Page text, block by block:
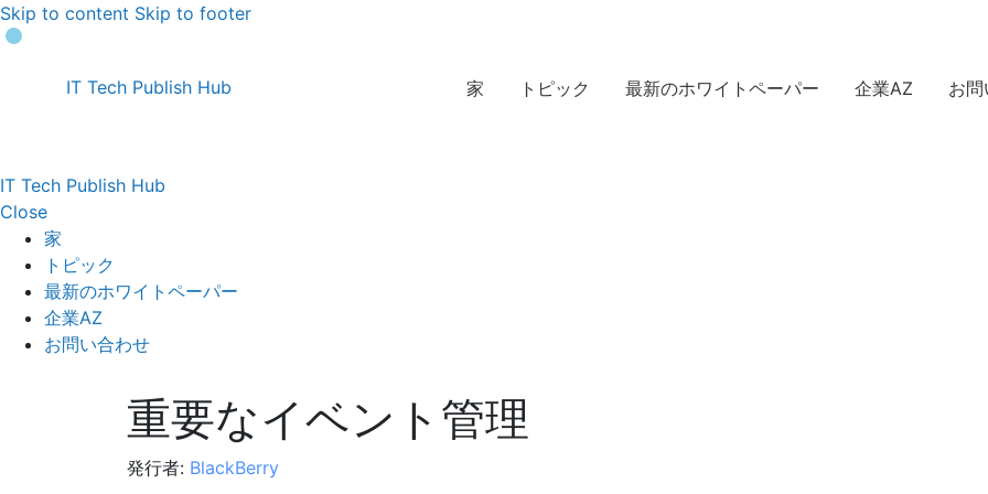
Skip to content Skip to footer
IT Tech Publish Hub 家 トピック 最新のホワイトペーパー 企業AZ お
IT Tech Publish Hub
Close
家
トピック
最新のホワイトペーパー
企業AZ
お問い合わせ
重要なイベント管理
発行者: BlackBerry